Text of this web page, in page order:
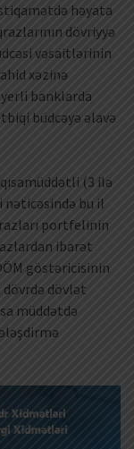
həyata
dövriyyə
vəsaitlərinin
xəzinə
banklarda
büdcəyə əlavə
(3 ilə
nəticəsində bu il
portfelinin
ibarət
göstəricisinin
dövrdə dövlət
müddətdə